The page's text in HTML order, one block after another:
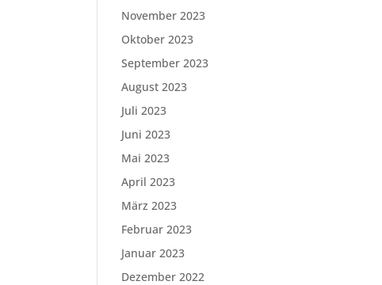
November 2023
Oktober 2023
September 2023
August 2023
Juli 2023
Juni 2023
Mai 2023
April 2023
März 2023
Februar 2023
Januar 2023
Dezember 2022